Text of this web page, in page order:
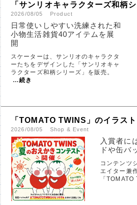
「サンリオキャラクターズ和柄
2026/08/05 Product
日常使いしやすい洗練された和
小物生活雑貨40アイテムを展
開
スケーターは、サンリオのキャラクタ
ーたちをデザインした「サンリオキャ
ラクターズ和柄シリーズ」を販売。
…続き
「TOMATO TWINS」のイラス
2026/08/05 Shop & Event
入賞者に
ドや缶バ
コンテンツ
エイター兼
「